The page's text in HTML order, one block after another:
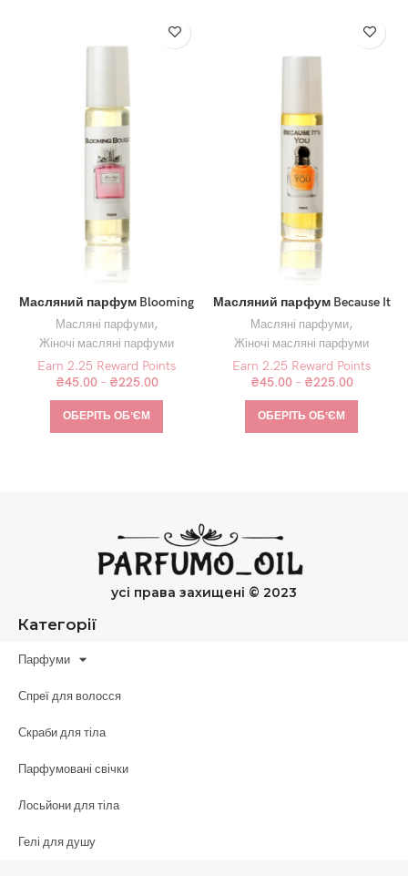
Масляний парфум Blooming
Bouquet
Масляні парфуми,
Жіночі масляні парфуми
Earn 2.25 Reward Points
₴45.00– ₴225.00
ОБЕРІТЬ ОБʼЄМ
Масляний парфум Because It
You
Масляні парфуми,
Жіночі масляні парфуми
Earn 2.25 Reward Points
₴45.00– ₴225.00
ОБЕРІТЬ ОБʼЄМ
усі права захищені © 2023
Категорії
Парфуми
Спреї для волосся
Скраби для тіла
Парфумовані свічки
Лосьйони для тіла
Гелі для душу